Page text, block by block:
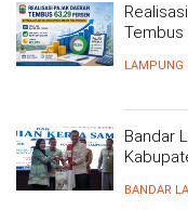
Tembus
LAMPUNG
Bandar
BANDAR